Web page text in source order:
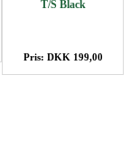
T/S Black
Pris: DKK 199,00